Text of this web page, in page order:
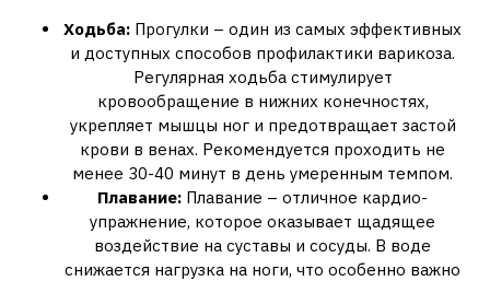
Ходьба: Прогулки – один из самых эффективных
и доступных способов профилактики варикоза.
Регулярная ходьба стимулирует
кровообращение в нижних конечностях,
укрепляет мышцы ног и предотвращает застой
крови в венах. Рекомендуется проходить не
менее 30-40 минут в день умеренным темпом.
Плавание: Плавание – отличное кардио-
упражнение, которое оказывает щадящее
воздействие на суставы и сосуды. В воде
снижается нагрузка на ноги, что особенно важно